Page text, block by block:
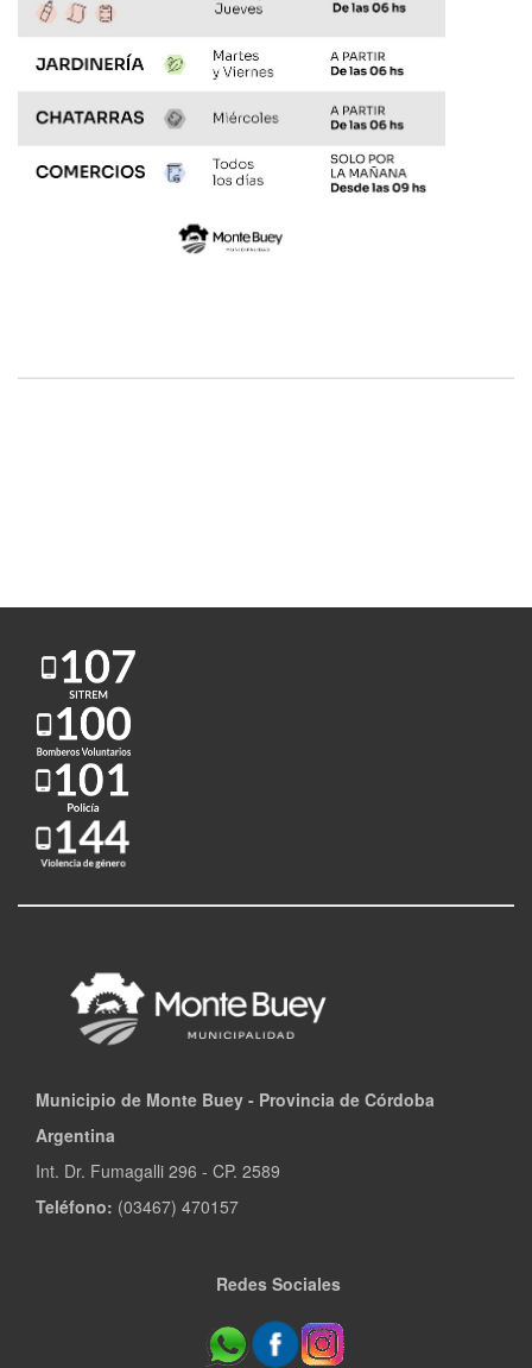
Municipio de Monte Buey - Provincia de Córdoba
Argentina
Int. Dr. Fumagalli 296 - CP. 2589
Teléfono: (03467) 470157
Redes Sociales